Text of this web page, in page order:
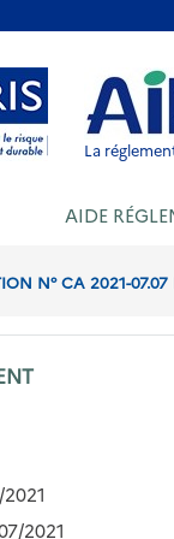
Aller au
La
AIDE
N° CA 2021-
2021